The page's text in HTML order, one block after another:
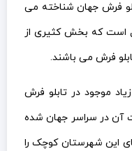
فرش جهان شناخته می
شهرستان غریب به 80 سال است که بخش کثیری از
فرش می باشند.
موجود در تابلو فرش
در سراسر جهان شده
این شهرستان کوچک را